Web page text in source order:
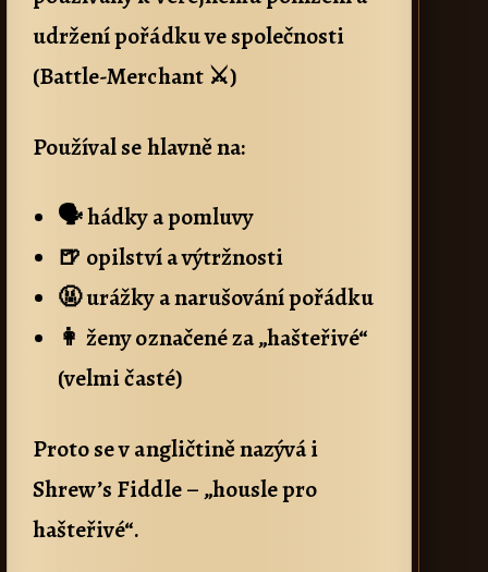
udržení pořádku ve společnosti
(Battle-Merchant ⚔)
Používal se hlavně na:
🗣️ hádky a pomluvy
🍺 opilství a výtržnosti
🤬 urážky a narušování pořádku
👩 ženy označené za „hašteřivé“
(velmi časté)
Proto se v angličtině nazývá i
Shrew’s Fiddle – „housle pro
hašteřivé“.